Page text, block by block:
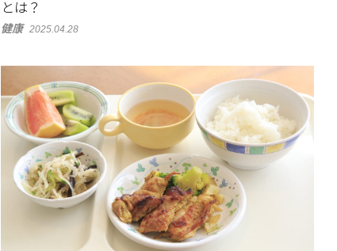
とは？
健康 2025.04.28